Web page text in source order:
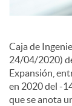
s
Caja de
24/04/2020)
Expansión,
en 2020 del -
que se anota